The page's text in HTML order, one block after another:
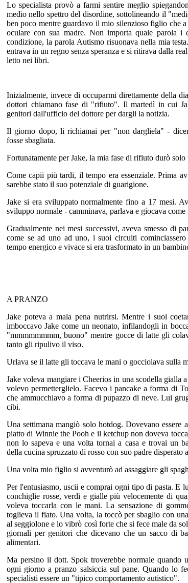
Lo specialista provò a farmi sentire meglio
medio nello spettro del disordine, sottolineando il
ben poco mentre guardavo il mio silenzioso figlio che
oculare con sua madre. Non importa quale parola i
condizione, la parola Autismo risuonava nella mia
entrava in un regno senza speranza e si ritirava dalla
letto nei libri.
Inizialmente, invece di occuparmi direttamente della
dottori chiamano fase di "rifiuto". Il martedì in cui
genitori dall'ufficio del dottore per dargli la notizia.
Il giorno dopo, li richiamai per "non dargliela" -
fosse sbagliata.
Fortunatamente per Jake, la mia fase di rifiuto durò solo
Come capii più tardi, il tempo era essenziale. Prima
sarebbe stato il suo potenziale di guarigione.
Jake si era sviluppato normalmente fino a 17 mesi.
sviluppo normale - camminava, parlava e giocava
Gradualmente nei mesi successivi, aveva smesso di
come se ad uno ad uno, i suoi circuiti
tempo energico e vivace si era trasformato in un
A PRANZO
Jake poteva a mala pena nutrirsi. Mentre i suoi
imboccavo Jake come un neonato, infilandogli in
"mmmmmmmm, buono" mentre gocce di latte gli
tanto gli ripulivo il viso.
Urlava se il latte gli toccava le mani o gocciolava sulla
Jake voleva mangiare i Cheerios in una scodella gialla
volevo permetterglielo. Facevo i pancake a forma di
che ammucchiavo a forma di pupazzo di neve. Lui
cibi.
Una settimana mangiò solo hotdog. Dovevano
piatto di Winnie the Pooh e il ketchup non doveva
non lo sapeva e una volta tornai a casa e trovai un
della cucina spruzzato di rosso con suo padre disperato
Una volta mio figlio si avventurò ad assaggiare gli
Per l'entusiasmo, uscii e comprai ogni tipo di pasta. E
conchiglie rosse, verdi e gialle più velocemente di
voleva toccarla con le mani. La sensazione di
toglieva il fiato. Una volta, la toccò per sbaglio con
al seggiolone e lo vibrò così forte che si fece male da
giornali per genitori che dicevano che un sacco di
alimentari.
Ma persino il dott. Spok troverebbe normale quando
ogni giorno a pranzo salsiccia sul pane. Quando lo
specialisti essere un "tipico comportamento autistico".